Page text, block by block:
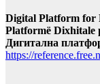
Digital Platform for
Platformë Dixhitale
Дигитална
https://